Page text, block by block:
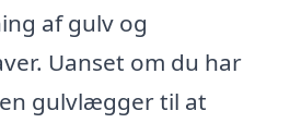
af gulv og
Uanset om du har
gulvlægger til at